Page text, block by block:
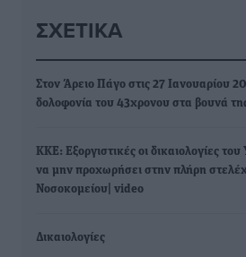
ΣΧΕΤΙΚΆ
Στον Άρειο Πάγο στις 27 Ιανουαρίου
δολοφονία του 43χρονου στα βουνά
ΚΚΕ: Εξοργιστικές οι δικαιολογίες
να μην προχωρήσει στην πλήρη
Νοσοκομείου| video
Δικαιολογίες